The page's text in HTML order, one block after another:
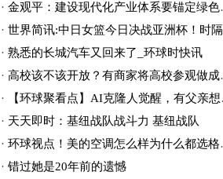
· 金观平：建设现代化产业体系要锚定绿色化 讯息
· 世界简讯:中日女篮今日决战亚洲杯！时隔12年，期待中国女篮重返亚洲之巅
· 熟悉的长城汽车又回来了_环球时快讯
· 高校该不该开放？有商家将高校参观做成“付费生意” 天天速讯
·
【环球聚看点】AI克隆人觉醒，有父亲想“复活”女儿
· 天天即时：基纽战队战斗力 基纽战队
· 环球视点！美的空调怎么样为什么都选格力空调_美的空调怎么样
· 错过她是20年前的遗憾